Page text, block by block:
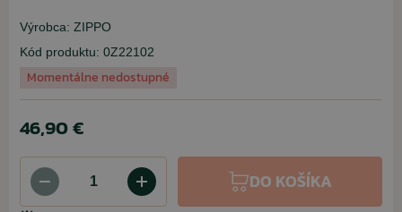
Výrobca: ZIPPO
Kód produktu: 0Z22102
Momentálne nedostupné
46,90 €
DO KOŠÍKA